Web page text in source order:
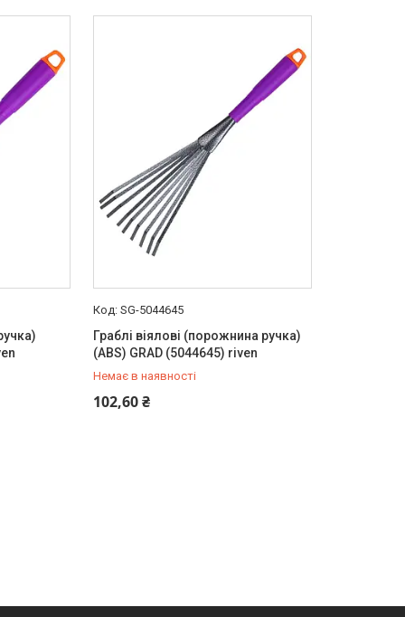
SG-5044645
Граблі віялові (порожнина ручка)
(ABS) GRAD (5044645) riven
Немає в наявності
102,60 ₴
+380 (99) 454-50-15